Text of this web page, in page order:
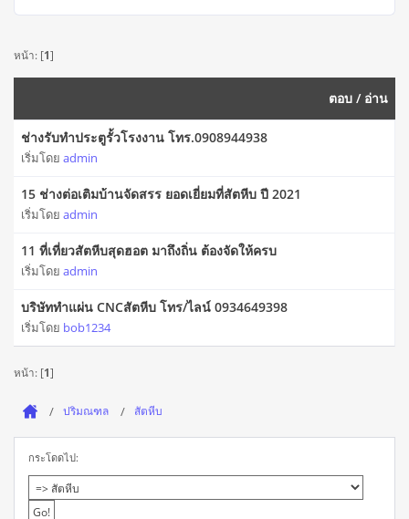
หน้า: [1]
ตอบ / อ่าน
ช่างรับทำประตูรั้วโรงงาน โทร.0908944938
เริ่มโดย admin
15 ช่างต่อเติมบ้านจัดสรร ยอดเยี่ยมที่สัตหีบ ปี 2021
เริ่มโดย admin
11 ที่เที่ยวสัตหีบสุดฮอต มาถึงถิ่น ต้องจัดให้ครบ
เริ่มโดย admin
บริษัททำแผ่น CNCสัตหีบ โทร/ไลน์ 0934649398
เริ่มโดย bob1234
หน้า: [1]
ปริมณฑล สัตหีบ
กระโดดไป: